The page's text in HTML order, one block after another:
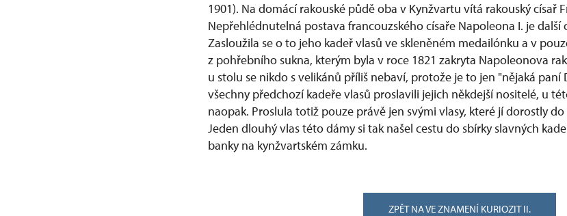
1901). Na domácí rakouské půdě oba v Kynžvartu vítá rakouský císař
Nepřehlédnutelná postava francouzského císaře Napoleona I. je
Zasloužila se o to jeho kadeř vlasů ve skleněném medailónku a v
z pohřebního sukna, kterým byla v roce 1821 zakryta Napoleonova
u stolu se nikdo s velikánů příliš nebaví, protože je to jen "nějaká paní
všechny předchozí kadeře vlasů proslavili jejich někdejší nositelé, u
naopak. Proslula totiž pouze právě jen svými vlasy, které jí dorostly
Jeden dlouhý vlas této dámy si tak našel cestu do sbírky slavných
banky na kynžvartském zámku.
ZPĚT NA VE ZNAMENÍ KURIOZIT II.